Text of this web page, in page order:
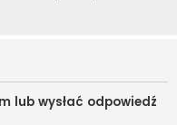
lub wysłać odpowiedź